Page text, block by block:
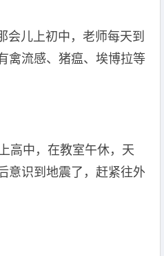
会儿上初中，老师每天到
禽流感、猪瘟、埃博拉等
高中，在教室午休，天
意识到地震了，赶紧往外